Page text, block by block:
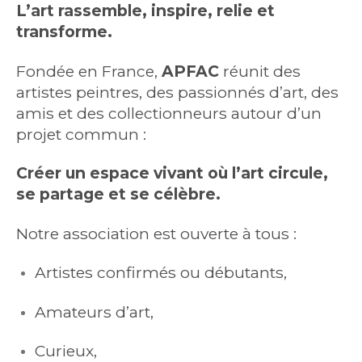
L’art rassemble, inspire, relie et
transforme.
Fondée en France, APFAC réunit des
artistes peintres, des passionnés d’art, des
amis et des collectionneurs autour d’un
projet commun :
Créer un espace vivant où l’art circule,
se partage et se célèbre.
Notre association est ouverte à tous :
Artistes confirmés ou débutants,
Amateurs d’art,
Curieux,